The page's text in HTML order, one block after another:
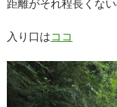
プ
距離がそれ程長くな
入り口はココ